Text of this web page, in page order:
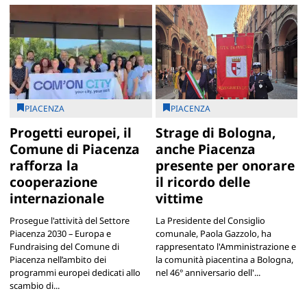
PIACENZA
Progetti europei, il
Comune di Piacenza
rafforza la
cooperazione
internazionale
Prosegue l'attività del Settore
Piacenza 2030 – Europa e
Fundraising del Comune di
Piacenza nell’ambito dei
programmi europei dedicati allo
scambio di...
PIACENZA
Strage di Bologna,
anche Piacenza
presente per onorare
il ricordo delle
vittime
La Presidente del Consiglio
comunale, Paola Gazzolo, ha
rappresentato l'Amministrazione e
la comunità piacentina a Bologna,
nel 46° anniversario dell'...